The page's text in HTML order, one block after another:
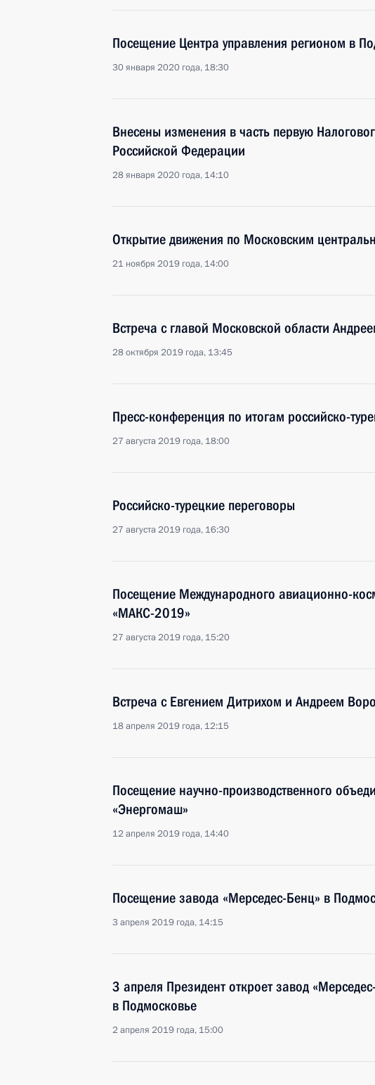
Посещение Центра управления регионом в
30 января 2020 года, 18:30
Внесены изменения в часть первую
Российской Федерации
28 января 2020 года, 14:10
Открытие движения по Московским
21 ноября 2019 года, 14:00
Встреча с главой Московской области
28 октября 2019 года, 13:45
Пресс-конференция по итогам российско-
27 августа 2019 года, 18:00
Российско-турецкие переговоры
27 августа 2019 года, 16:30
Посещение Международного авиационно-
«МАКС-2019»
27 августа 2019 года, 15:20
Встреча с Евгением Дитрихом и Андреем
18 апреля 2019 года, 12:15
Посещение научно-производственного
«Энергомаш»
12 апреля 2019 года, 14:40
Посещение завода «Мерседес-Бенц» в
3 апреля 2019 года, 14:15
3 апреля Президент откроет завод
в Подмосковье
2 апреля 2019 года, 15:00